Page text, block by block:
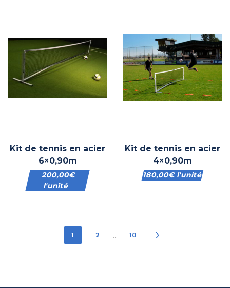
Kit de tennis en acier
6×0,90m
200,00€
l'unité
Kit de tennis en acier
4×0,90m
180,00€l'unité
1 2 … 10